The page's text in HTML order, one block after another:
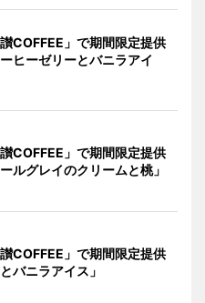
COFFEE」で期間限定提供
ヒーゼリーとバニラアイ
COFFEE」で期間限定提供
ルグレイのクリームと桃」
COFFEE」で期間限定提供
バニラアイス」